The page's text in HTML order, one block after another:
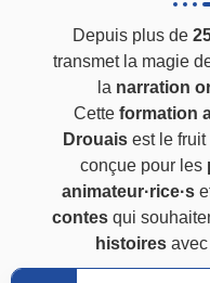
Depuis plus de
transmet la magie
la narration
Cette formation
Drouaisest le fruit
conçue pour les
animateur·rice·s
contesqui
histoiresavec